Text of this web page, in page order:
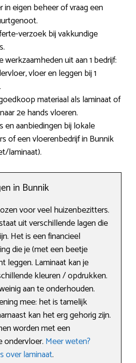
in eigen beheer of vraag een
verzoek bij vakkundige
werkzaamheden uit aan 1 bedrijf:
vloer en leggen bij 1
materiaal als laminaat of
2e hands vloeren.
en aanbiedingen bij lokale
of een vloerenbedrijf in Bunnik
laminaat).
in Bunnik
voor veel huizenbezitters.
uit verschillende lagen die
Het is een financieel
die je (met een beetje
leggen. Laminaat kan je
kleuren / opdrukken.
aan te onderhouden.
mee: het is tamelijk
kan het erg gehorig zijn.
worden met een
ondervloer.Meer weten?
over laminaat.